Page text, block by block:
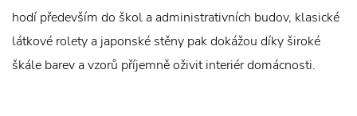
hodí především do škol a administrativních budov, klasické
látkové rolety a japonské stěny pak dokážou díky široké
škále barev a vzorů příjemně oživit interiér domácnosti.